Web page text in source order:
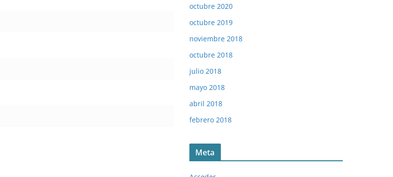
octubre 2020
octubre 2019
noviembre 2018
octubre 2018
julio 2018
mayo 2018
abril 2018
febrero 2018
Meta